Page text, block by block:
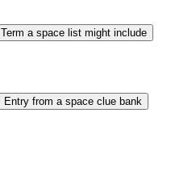
Term a space list might include
Entry from a space clue bank